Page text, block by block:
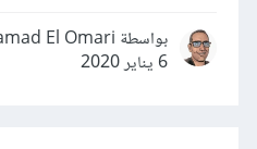
بواسطة Abdessamad El Omari
6 يناير 2020